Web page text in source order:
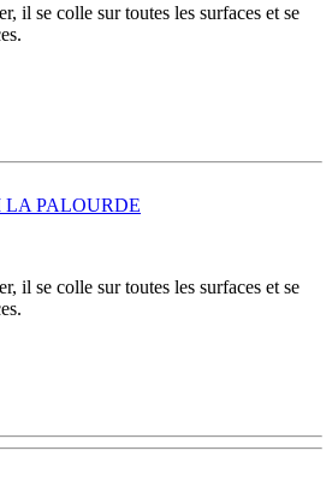
il se colle sur toutes les surfaces et se
LA PALOURDE
il se colle sur toutes les surfaces et se